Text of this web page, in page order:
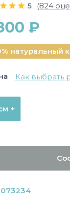
5 (824
₽
натуральный
Как выбрать
+